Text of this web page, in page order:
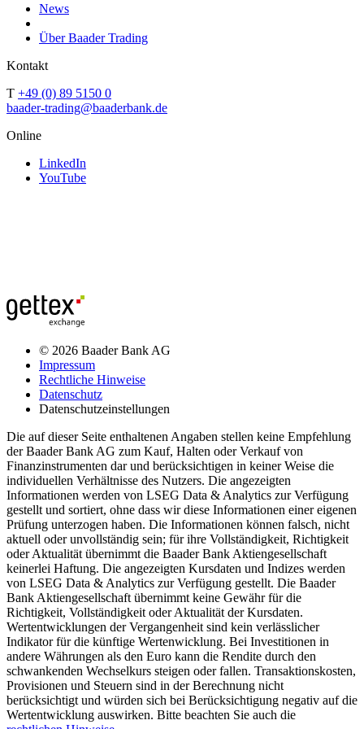
News
Über Baader Trading
Kontakt
T +49 (0) 89 5150 0
baader-trading@baaderbank.de
Online
LinkedIn
YouTube
© 2026 Baader Bank AG
Impressum
Rechtliche Hinweise
Datenschutz
Datenschutzeinstellungen
Die auf dieser Seite enthaltenen Angaben stellen keine Empfehlung
der Baader Bank AG zum Kauf, Halten oder Verkauf von
Finanzinstrumenten dar und berücksichtigen in keiner Weise die
individuellen Verhältnisse des Nutzers. Die angezeigten
Informationen werden von LSEG Data & Analytics zur Verfügung
gestellt und sortiert, ohne dass wir diese Informationen einer eigenen
Prüfung unterzogen haben. Die Informationen können falsch, nicht
aktuell oder unvollständig sein; für ihre Vollständigkeit, Richtigkeit
oder Aktualität übernimmt die Baader Bank Aktiengesellschaft
keinerlei Haftung. Die angezeigten Kursdaten und Indizes werden
von LSEG Data & Analytics zur Verfügung gestellt. Die Baader
Bank Aktiengesellschaft übernimmt keine Gewähr für die
Richtigkeit, Vollständigkeit oder Aktualität der Kursdaten.
Wertentwicklungen der Vergangenheit sind kein verlässlicher
Indikator für die künftige Wertenwicklung. Bei Investitionen in
andere Währungen als den Euro kann die Rendite durch den
schwankenden Wechselkurs steigen oder fallen. Transaktionskosten,
Provisionen und Steuern sind in der Berechnung nicht
berücksichtigt und würden sich bei Berücksichtigung negativ auf die
Wertentwicklung auswirken. Bitte beachten Sie auch die